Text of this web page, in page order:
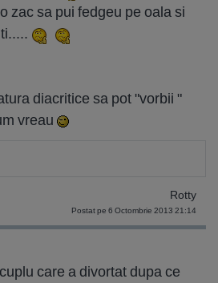
zac sa pui fedgeu pe oala si
diacritice sa pot "vorbii "
vreau
Rotty
Postat pe 6 Octombrie 2013 21:14
care a divortat dupa ce